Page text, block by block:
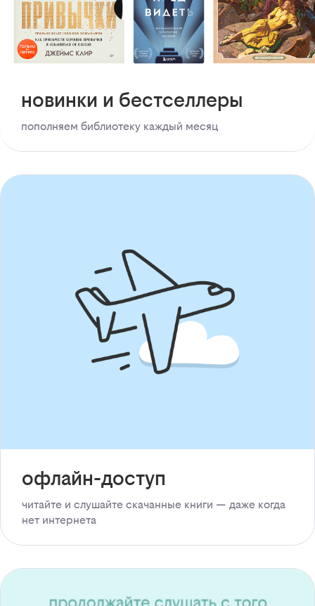
новинки и бестселлеры
пополняем библиотеку каждый месяц
офлайн-доступ
читайте и слушайте скачанные книги — даже когда
нет интернета